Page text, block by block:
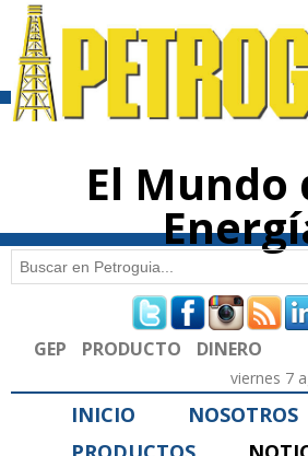
contenido
El Mundo
Formulario de
Buscar
GEP PRODUCTO DINERO
viernes 7
INICIO NOSOTROS